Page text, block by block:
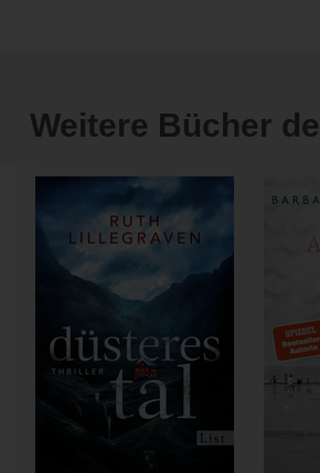
Weitere Bücher